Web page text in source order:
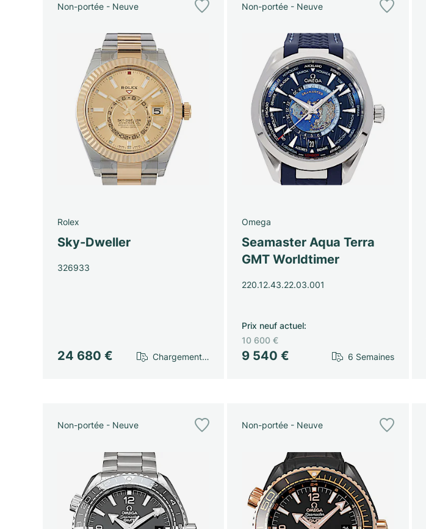
Non-portée - Neuve
Rolex
Sky-Dweller
326933
24 680 € Chargement…
Non-portée - Neuve
Omega
Seamaster Aqua Terra
GMT Worldtimer
220.12.43.22.03.001
9 540 €
Prix neuf actuel:
10 600 €
6 Semaines
Non-portée - Neuve Non-portée - Neuve